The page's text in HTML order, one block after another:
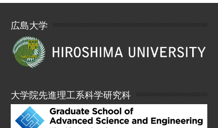
広島大学
大学院先進理工系科学研究科